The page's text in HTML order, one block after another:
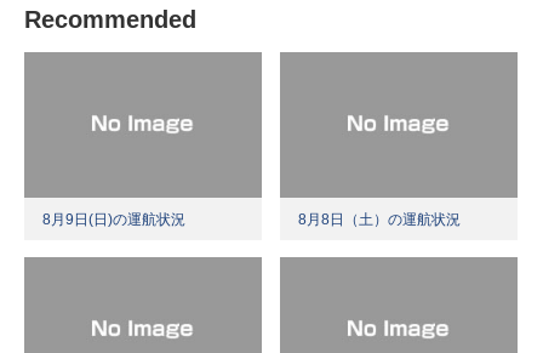
Recommended
8月9日(日)の運航状況 8月8日（土）の運航状況